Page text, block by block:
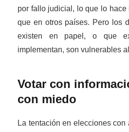
por fallo judicial, lo que lo hace
que en otros países. Pero los
existen en papel, o que
implementan, son vulnerables
Votar con
con miedo
La tentación en elecciones con